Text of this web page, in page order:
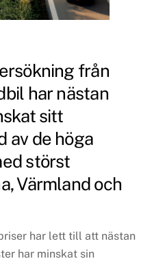
från
har nästan
sitt
av de höga
störst
Värmland och
har lett till att nästan
har minskat sin